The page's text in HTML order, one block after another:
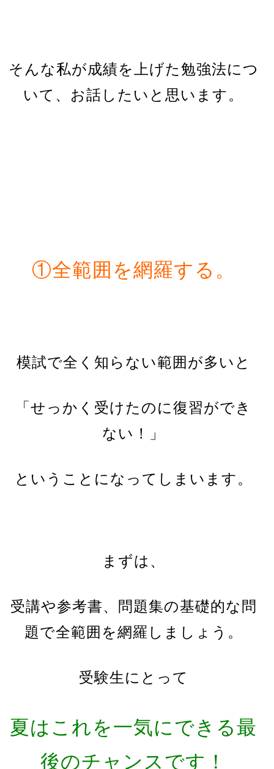
そんな私が成績を上げた勉強法につ
いて、お話したいと思います。
①全範囲を網羅する。
模試で全く知らない範囲が多いと
「せっかく受けたのに復習ができ
ない！」
ということになってしまいます。
まずは、
受講や参考書、問題集の基礎的な問
題で全範囲を網羅しましょう。
受験生にとって
夏はこれを一気にできる最
後のチャンスです！